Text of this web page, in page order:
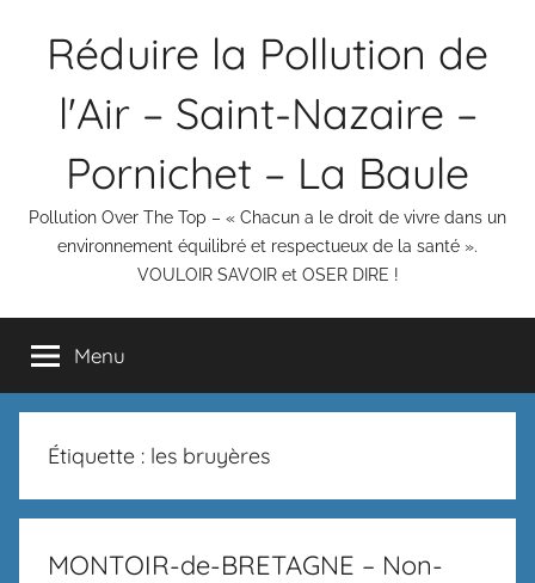
Réduire la Pollution de
l'Air – Saint-Nazaire –
Pornichet – La Baule
Pollution Over The Top – « Chacun a le droit de vivre dans un
environnement équilibré et respectueux de la santé ».
VOULOIR SAVOIR et OSER DIRE !
Menu
Étiquette : les bruyères
MONTOIR-de-BRETAGNE – Non-